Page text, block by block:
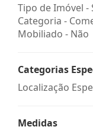
Tipo de Imóvel -
Categoria -
Mobiliado - Não
Categorias
Localização
Medidas